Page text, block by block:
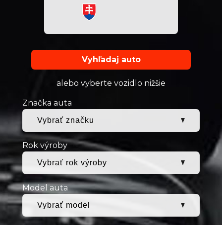
Vyhľadaj auto
alebo vyberte vozidlo nižšie
Značka auta
Rok výroby
Model auta